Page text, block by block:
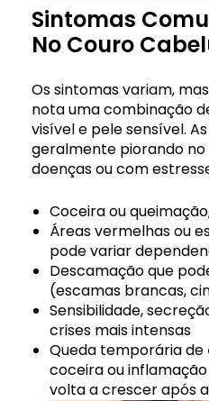
Sintomas
No Couro
Os sintomas variam,
nota uma combinação
visível e pele sensível.
geralmente piorando no
doenças ou com
Coceira ou
Áreas vermelhas ou
pode variar
Descamação que
(escamas brancas,
Sensibilidade,
crises mais intensas
Queda temporária de
coceira ou
volta a crescer após